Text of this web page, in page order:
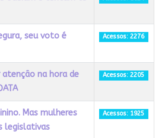
seu voto é
Acessos: 2276
na hora de
Acessos: 2205
Mas mulheres
legislativas
Acessos: 1925